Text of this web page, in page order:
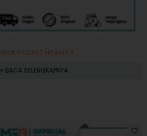
POCKET HITAM F4
BACA SELENGKAPNYA